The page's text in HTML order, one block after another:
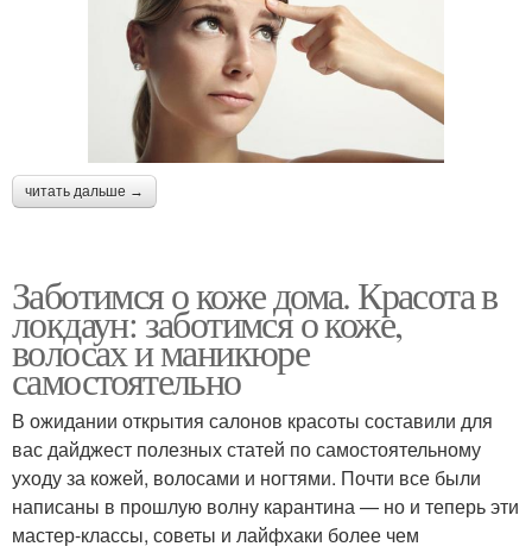
читать дальше →
Заботимся о коже дома. Красота в
локдаун: заботимся о коже,
волосах и маникюре
самостоятельно
В ожидании открытия салонов красоты составили для
вас дайджест полезных статей по самостоятельному
уходу за кожей, волосами и ногтями. Почти все были
написаны в прошлую волну карантина — но и теперь эти
мастер-классы, советы и лайфхаки более чем